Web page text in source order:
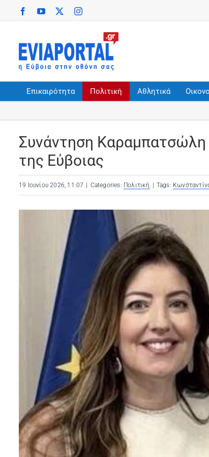
to
Facebook
(opens in a new tab)
YouTube
(opens in a new tab)
(opens in a new tab)
Instagram
(opens in a new tab)
Επικαιρότητα Πολιτική Αθλητικά
Συνάντηση Καραμπατσώλη
της Εύβοιας
19 Ιουνίου 2026, 11:07 Categories: Πολιτική Tags: